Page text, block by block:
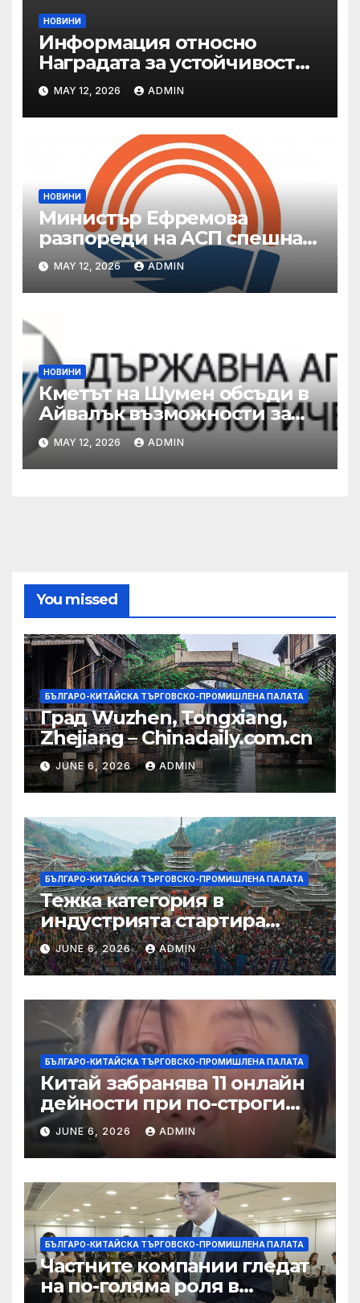
НОВИНИ
Информация относно
Наградата за устойчивост
на ОАЕ „Зайед“
MAY 12, 2026 ADMIN
НОВИНИ
Министър Ефремова
разпореди на АСП спешна
готовност за оказване на
подкрепа на пострадали от
валежи и градушки
MAY 12, 2026 ADMIN
НОВИНИ
Кметът на Шумен обсъди в
Айвалък възможности за
сътрудничество с турската
община
MAY 12, 2026 ADMIN
You missed
БЪЛГАРО-КИТАЙСКА ТЪРГОВСКО-ПРОМИШЛЕНА ПАЛАТА
Град Wuzhen, Tongxiang,
Zhejiang – Chinadaily.com.cn
JUNE 6, 2026 ADMIN
БЪЛГАРО-КИТАЙСКА ТЪРГОВСКО-ПРОМИШЛЕНА ПАЛАТА
Тежка категория в
индустрията стартира
алианс за космическа
слънчева енергия
JUNE 6, 2026 ADMIN
БЪЛГАРО-КИТАЙСКА ТЪРГОВСКО-ПРОМИШЛЕНА ПАЛАТА
Китай забранява 11 онлайн
дейности при по-строги
правила за ограничаване на
слуховете и
кибернасилниците
JUNE 6, 2026 ADMIN
БЪЛГАРО-КИТАЙСКА ТЪРГОВСКО-ПРОМИШЛЕНА ПАЛАТА
Частните компании гледат
на по-голяма роля в